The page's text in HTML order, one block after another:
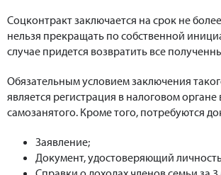
Соцконтракт заключается на срок не
нельзя прекращать по собственной
случае придется возвратить все
Обязательным условием заключения
является регистрация в налоговом
самозанятого. Кроме того, потребуются
Заявление;
Документ, удостоверяющий